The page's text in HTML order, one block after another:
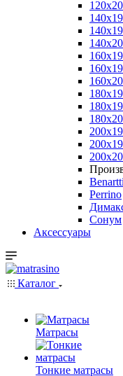
Benartti
Perrino
Сонум
Аксессуары
Каталог
Матрасы
Тонкие матрасы